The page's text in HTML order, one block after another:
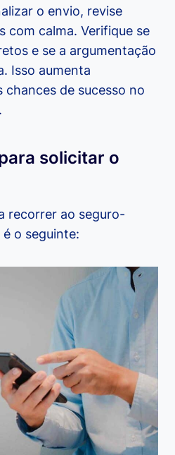
o envio, revise
com calma. Verifique se
e se a argumentação
Isso aumenta
de sucesso no
solicitar o
recorrer ao seguro-
o seguinte: